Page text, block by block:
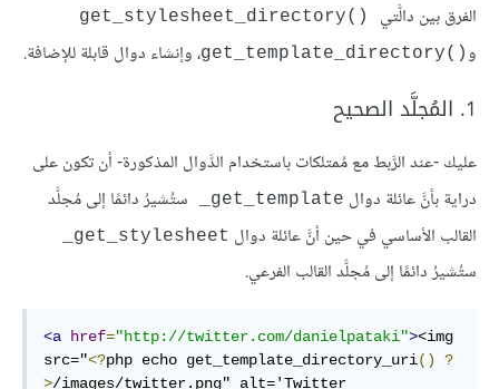
الفرق بين دالَّتي ()get_stylesheet_directory
و()get_template_directory ، وإنشاء دوال قابلة للإضافة.
1. المُجلَّد الصحيح
عليك -عند الرَّبط مع مُمتلكات باستخدام الدَّوال المذكورة- أن تكون على
دراية بأنَّ عائلة دوال get_template_
ستُشيرُ دائمًا إلى مُجلَّد
القالب الأساسي في حين أنَّ عائلة دوال get_stylesheet_
ستُشيرُ دائمًا إلى مُجلَّد القالب الفرعي.
<a href="http://twitter.com/danielpataki"><img
src="<?php echo get_template_directory_uri()
?
>/images/twitter.png" alt='Twitter